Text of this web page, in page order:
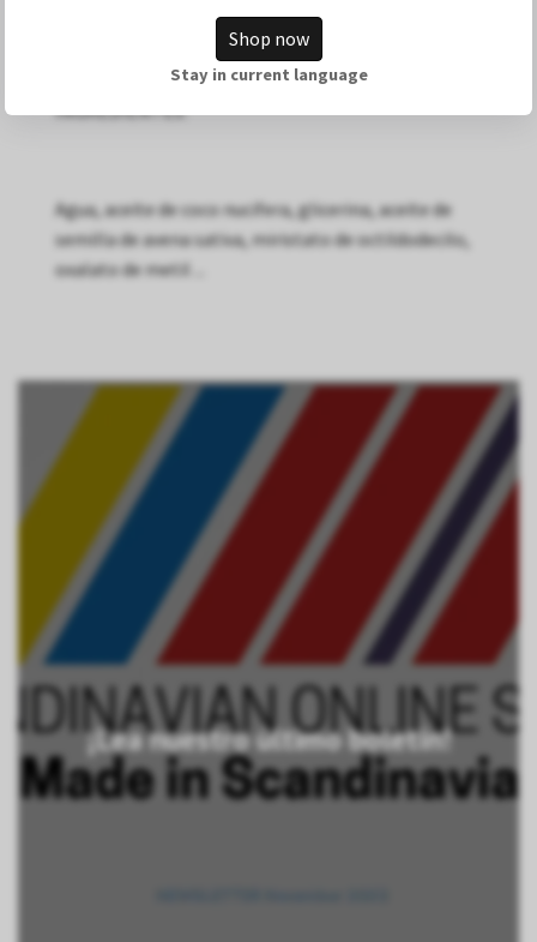
¡Lea nuestro último boletín!
INGREDIENTES:
Agua, aceite de coco nucifera, glicerina, aceite de
semilla de avena sativa, miristato de octildodecilo,
oxalato de metil ...
Shop now
Stay in current language